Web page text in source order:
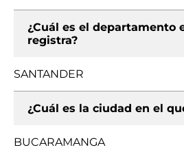
¿Cuál es el departamento
registra?
SANTANDER
¿Cuál es la ciudad en el
BUCARAMANGA